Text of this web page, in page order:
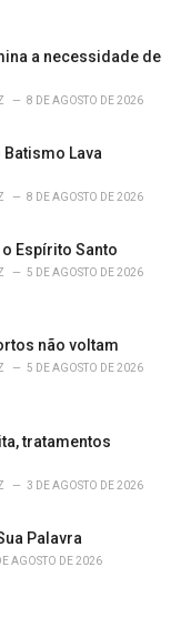
a necessidade de
8 DE AGOSTO DE 2026
Lava
8 DE AGOSTO DE 2026
Espírito Santo
5 DE AGOSTO DE 2026
não voltam
5 DE AGOSTO DE 2026
tratamentos
3 DE AGOSTO DE 2026
Palavra
AGOSTO DE 2026